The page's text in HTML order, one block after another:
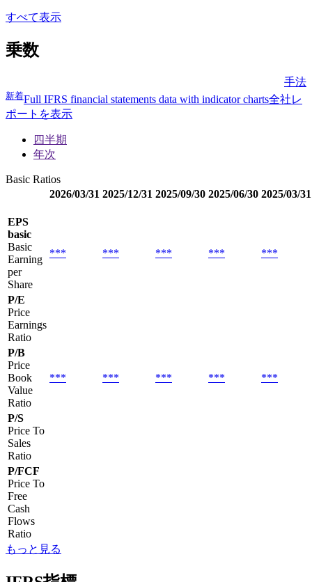
すべて表示
乗数
手法
新着Full IFRS financial statements data with indicator charts全社レ
ポートを表示
四半期
年次
Basic Ratios
2026/03/31 2025/12/31 2025/09/30 2025/06/30 2025/03/31
EPS
basic
Basic
Earning
per
Share
*** *** *** *** ***
P/E
Price
Earnings
Ratio
P/B
Price
Book
Value
Ratio
*** *** *** *** ***
P/S
Price To
Sales
Ratio
P/FCF
Price To
Free
Cash
Flows
Ratio
もっと見る